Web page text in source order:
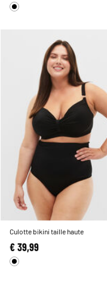
Culotte bikini taille haute
€ 39,99